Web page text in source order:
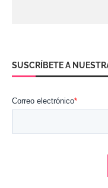
SUSCRÍBETE A